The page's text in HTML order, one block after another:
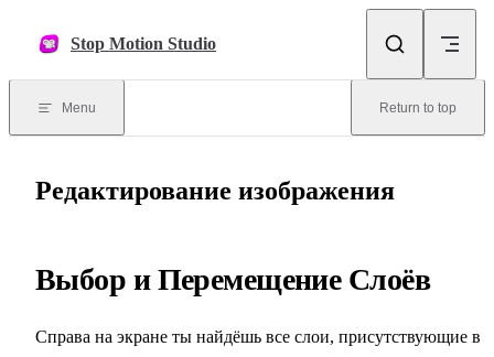
Stop Motion Studio
Menu Return to top
Редактирование изображения
Выбор и Перемещение Слоёв
Справа на экране ты найдёшь все слои, присутствующие в